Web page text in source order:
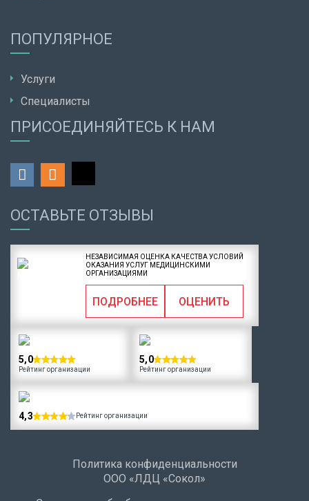
ПОПУЛЯРНОЕ
Услуги
Специалисты
ОСТАВЬТЕ ОТЗЫВЫ
НЕЗАВИСИМАЯ ОЦЕНКА КАЧЕСТВА УСЛОВИЙ
ОКАЗАНИЯ УСЛУГ МЕДИЦИНСКИМИ
ОРГАНИЗАЦИЯМИ
ПОДРОБНЕЕ ОЦЕНИТЬ
5,0
Рейтинг организации
5,0
Рейтинг организации
4,3 Рейтинг организации
ПРИСОЕДИНЯЙТЕСЬ К НАМ
Политика конфиденциальности
ООО «ЛДЦ «Сокол»